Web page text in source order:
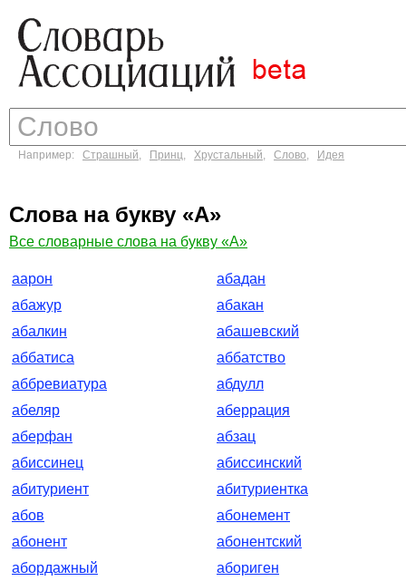
Например: Страшный, Принц, Хрустальный, Слово, Идея
Слова на букву «А»
Все словарные слова на букву «А»
аарон
абадан
абажур
абакан
абалкин
абашевский
аббатиса
аббатство
аббревиатура
абдулл
абеляр
аберрация
аберфан
абзац
абиссинец
абиссинский
абитуриент
абитуриентка
абов
абонемент
абонент
абонентский
абордажный
абориген